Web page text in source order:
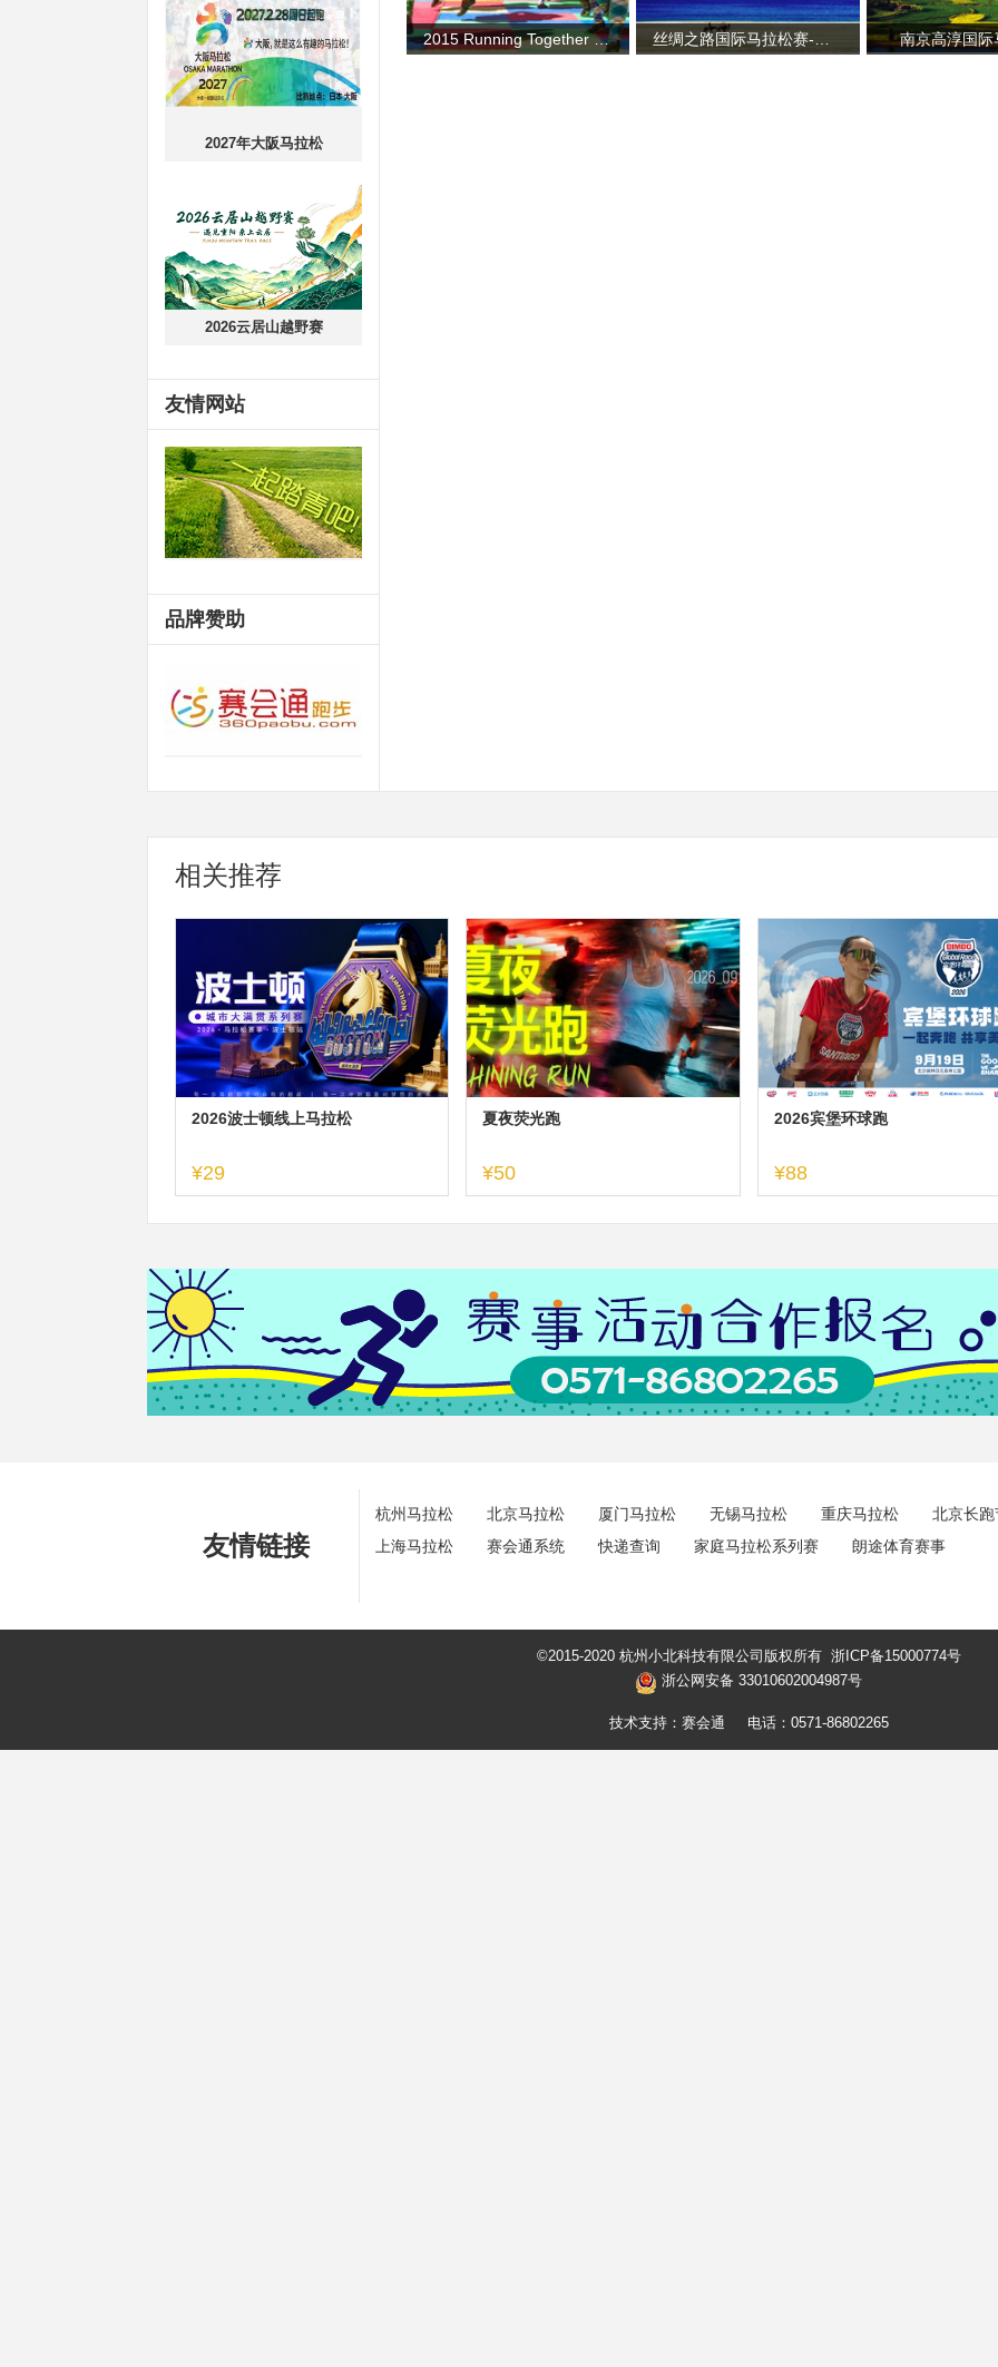
2027年大阪马拉松
2026云居山越野赛
友情网站
品牌赞助
2015 Running Together 国际迷你马拉松北京站 丝绸之路国际马拉松赛-伊犁唐布拉赛段 南京高淳国际
相关推荐
2026波士顿线上马拉松
¥29
夏夜荧光跑
¥50
2026宾堡环球跑
¥88
友情链接
杭州马拉松 北京马拉松 厦门马拉松 无锡马拉松 重庆马拉松
北京长跑
上海马拉松
赛会通系统 快递查询 家庭马拉松系列赛 朗途体育赛事
©2015-2020 杭州小北科技有限公司版权所有 浙ICP备15000774号
浙公网安备 33010602004987号
技术支持：赛会通 电话：0571-86802265